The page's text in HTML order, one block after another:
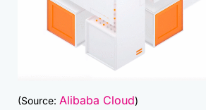
(Source: Alibaba Cloud)